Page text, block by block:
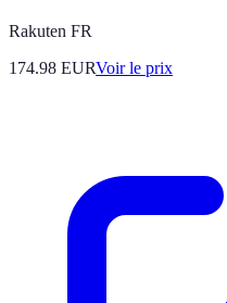
Rakuten FR
174.98 EURVoir le prix